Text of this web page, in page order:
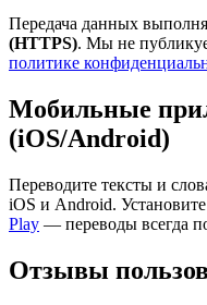
Передача данных
(HTTPS). Мы не
политике
Мобильные
(iOS/Android)
Переводите тексты и
iOS и Android.
Play — переводы всегда
Отзывы